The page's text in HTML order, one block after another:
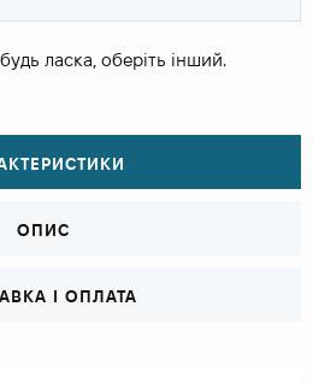
ласка, оберіть інший.
ОПИС
І ОПЛАТА